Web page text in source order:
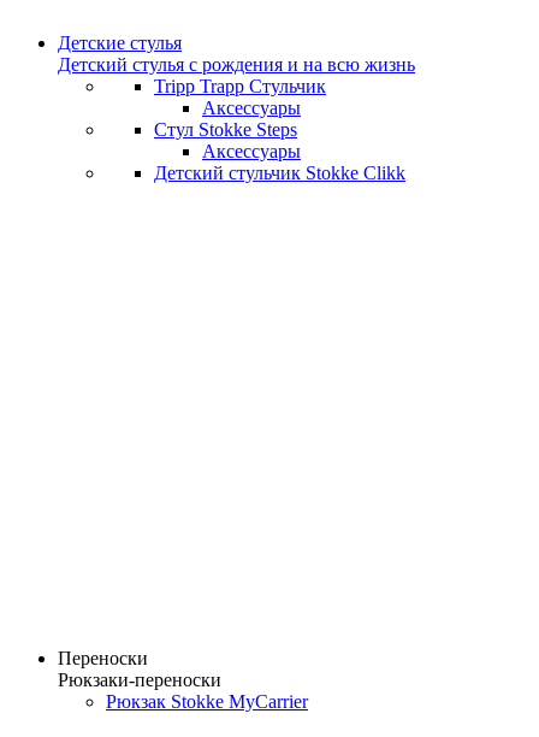
Детские стулья
Детский стулья с рождения и на всю жизнь
Tripp Trapp Стульчик
Аксессуары
Стул Stokke Steps
Аксессуары
Детский стульчик Stokke Clikk
Переноски
Рюкзаки-переноски
Рюкзак Stokke MyCarrier